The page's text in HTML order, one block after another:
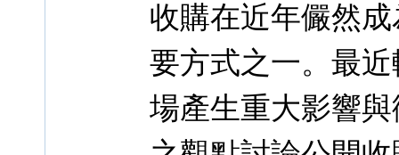
收購在近年儼然
要方式之一。最
場產生重大影響